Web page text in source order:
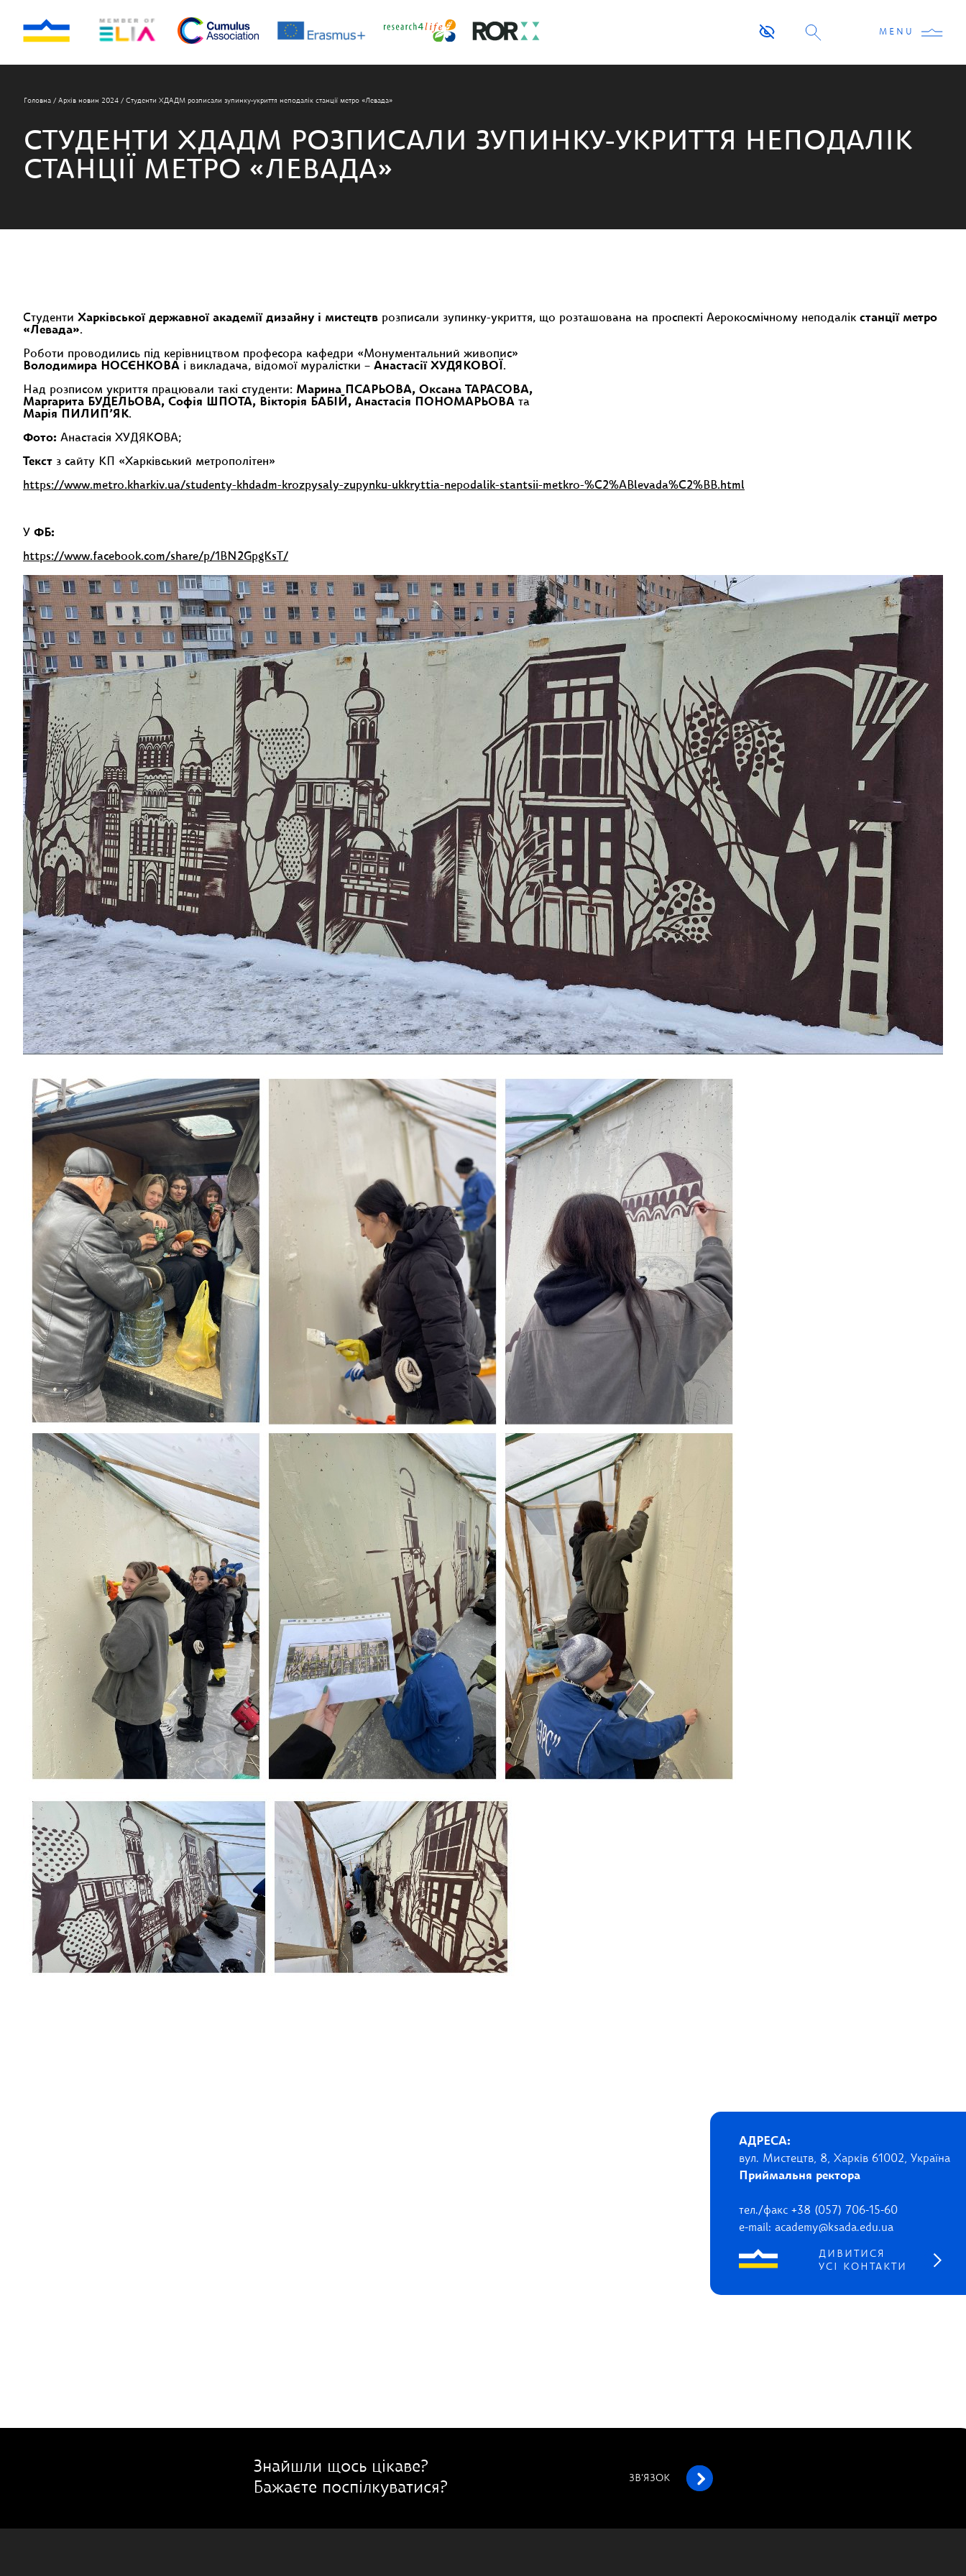
MENU
Головна / Архів новин 2024 / Студенти ХДАДМ розписали зупинку-укриття неподалік станції метро «Левада»
СТУДЕНТИ ХДАДМ РОЗПИСАЛИ ЗУПИНКУ-УКРИТТЯ НЕПОДАЛІК
СТАНЦІЇ МЕТРО «ЛЕВАДА»
Студенти Харківської державної академії дизайну і мистецтв розписали зупинку-укриття, що розташована на проспекті Аерокосмічному неподалік станції метро
«Левада».
Роботи проводились під керівництвом професора кафедри «Монументальний живопис»
Володимира НОСЄНКОВА і викладача, відомої муралістки – Анастасії ХУДЯКОВОЇ .
Над розписом укриття працювали такі студенти: Марина ПСАРЬОВА, Оксана ТАРАСОВА,
Маргарита БУДЕЛЬОВА, Софія ШПОТА, Вікторія БАБІЙ, Анастасія ПОНОМАРЬОВА та
Марія ПИЛИП’ЯК.
Фото: Анастасія ХУДЯКОВА;
Текст з сайту КП «Харківський метрополітен»
https://www.metro.kharkiv.ua/studenty-khdadm-krozpysaly-zupynku-ukkryttia-nepodalik-stantsii-metkro-%C2%ABlevada%C2%BB.html
У ФБ:
https://www.facebook.com/share/p/1BN2GpgKsT/
АДРЕСА:
вул. Мистецтв, 8, Харків 61002, Україна
Приймальня ректора
тел./факс +38 (057) 706-15-60
e-mail: academy@ksada.edu.ua
ДИВИТИСЯ
УСІ КОНТАКТИ
Знайшли щось цікаве?
Бажаєте поспілкуватися?
ЗВ’ЯЗОК